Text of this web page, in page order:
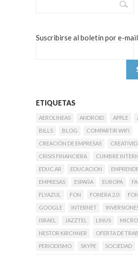
Suscribirse al boletín por e-
ETIQUETAS
AEROLINEAS ANDROID APPLE
BILLS
BLOG
COMPARTIR WIFI
CREACIÓN DE EMPRESAS
CRISIS FINANCIERA
CUMBRE
EDUC.AR
EDUCACION
EMPRESAS
ESPAÑA EUROPA
FLYAZUL
FON FONERA 2.0
GOOGLE
INTERNET
ISRAEL
JAZZTEL LINUS
NESTOR KIRCHNER
OFERTA DE
PERIODISMO
SKYPE
SOCIEDAD